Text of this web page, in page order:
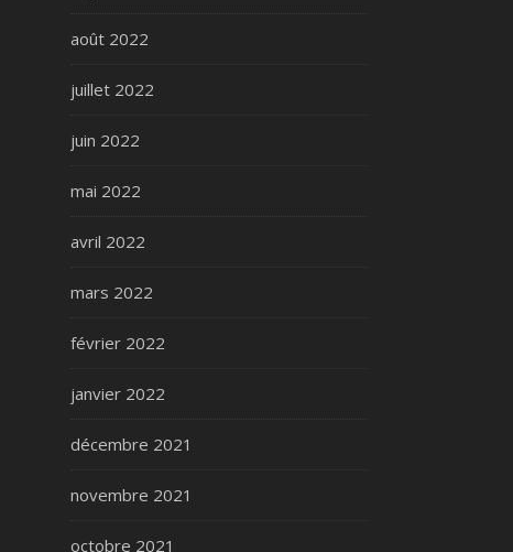
août 2022
juillet 2022
juin 2022
mai 2022
avril 2022
mars 2022
février 2022
janvier 2022
décembre 2021
novembre 2021
octobre 2021